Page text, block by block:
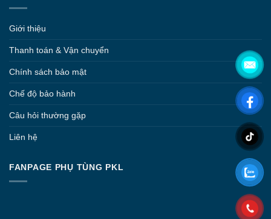
Giới thiệu
Thanh toán & Vận chuyển
Chính sách bảo mật
Chế độ bảo hành
Câu hỏi thường gặp
Liên hệ
FANPAGE PHỤ TÙNG PKL